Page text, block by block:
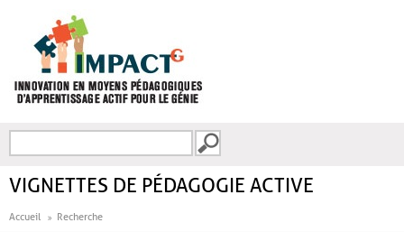
FORMULAIRE DE
VIGNETTES DE PÉDAGOGIE ACTIVE
Accueil Recherche